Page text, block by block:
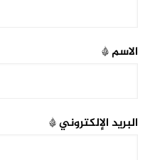
الاسم*
البريد الإلكتروني*